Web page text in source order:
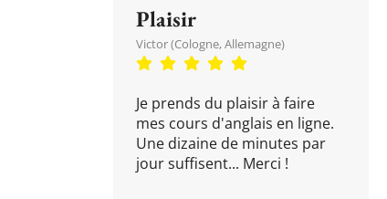
Plaisir
Victor (Cologne, Allemagne)
Je prends du plaisir à faire
mes cours d'anglais en ligne.
Une dizaine de minutes par
jour suffisent... Merci !